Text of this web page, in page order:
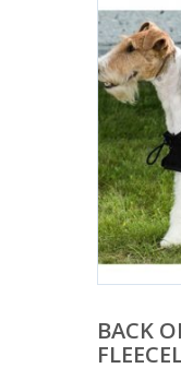
BACK